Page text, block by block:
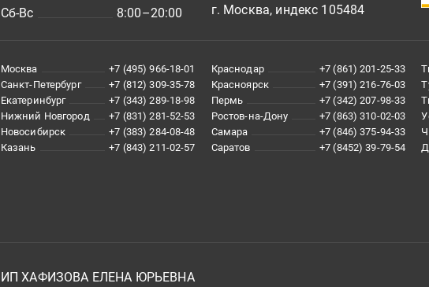
Сб-Вс
8:00–20:00
г. Москва, индекс 105484
Москва
+7 (495) 966-18-01
Санкт-Петербург
+7 (812) 309-35-78
Екатеринбург
+7 (343) 289-18-98
Нижний Новгород
+7 (831) 281-52-53
Новосибирск
+7 (383) 284-08-48
Казань
+7 (843) 211-02-57
Краснодар
+7 (861) 201-25-33
Красноярск
+7 (391) 216-76-03
Пермь
+7 (342) 207-98-33
Ростов-на-Дону
+7 (863) 310-02-03
Самара
+7 (846) 375-94-33
Саратов
+7 (8452) 39-79-54
ИП ХАФИЗОВА ЕЛЕНА ЮРЬЕВНА